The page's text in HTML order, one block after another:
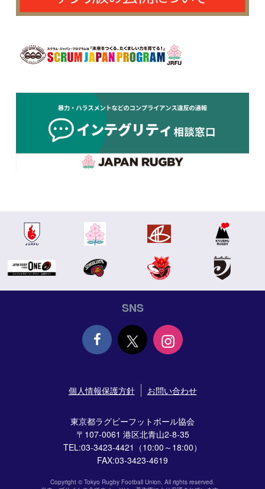
SNS
book
個人情報保護方針 お問い合わせ
東京都ラグビーフットボール協会
〒107-0061 港区北青山2-8-35
TEL:03-3423-4421（10:00～18:00）
FAX:03-3423-4619
Copyright © Tokyo Rugby Football Union. All rights reserved.